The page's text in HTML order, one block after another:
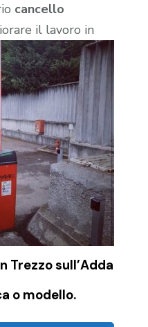
cancello
il lavoro in
Trezzo sull’Adda
o modello.